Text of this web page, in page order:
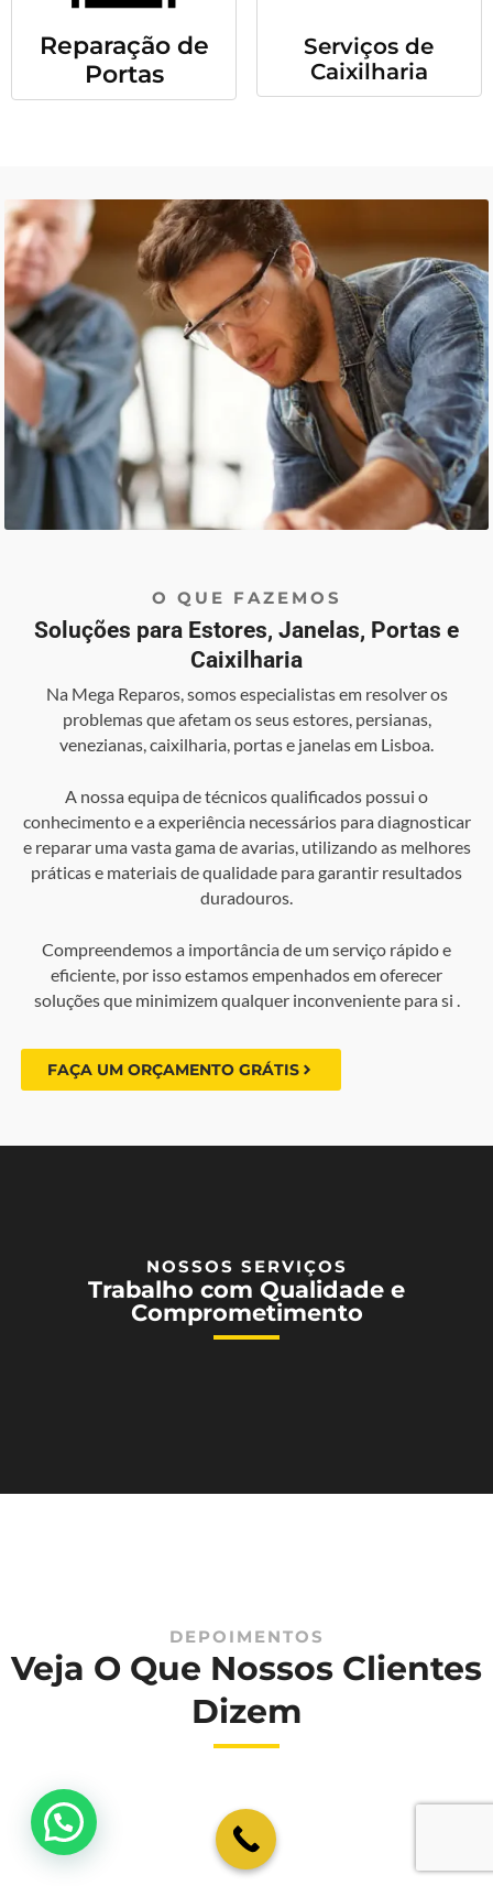
Reparação de
Portas
Serviços de
Caixilharia
O QUE FAZEMOS
Soluções para Estores, Janelas, Portas e
Caixilharia
Na Mega Reparos, somos especialistas em resolver os
problemas que afetam os seus estores, persianas,
venezianas, caixilharia, portas e janelas em Lisboa.
A nossa equipa de técnicos qualificados possui o
conhecimento e a experiência necessários para diagnosticar
e reparar uma vasta gama de avarias, utilizando as melhores
práticas e materiais de qualidade para garantir resultados
duradouros.
Compreendemos a importância de um serviço rápido e
eficiente, por isso estamos empenhados em oferecer
soluções que minimizem qualquer inconveniente para si .
FAÇA UM ORÇAMENTO GRÁTIS
NOSSOS SERVIÇOS
Trabalho com Qualidade e
Comprometimento
DEPOIMENTOS
Veja O Que Nossos Clientes
Dizem
💬 Como podemos ajudar?